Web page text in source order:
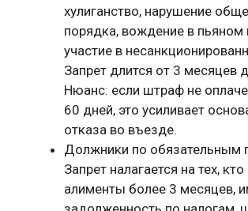
хулиганство, нарушение
порядка, вождение в пьяном
участие в
Запрет длится от 3 месяцев
Нюанс: если штраф не
60 дней, это усиливает
отказа во въезде.
Должники по обязательным
Запрет налагается на тех,
алименты более 3 месяцев,